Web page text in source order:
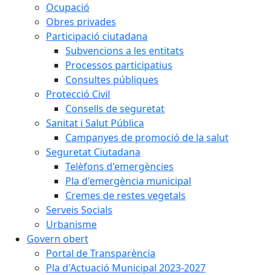
Ocupació
Obres privades
Participació ciutadana
Subvencions a les entitats
Processos participatius
Consultes públiques
Protecció Civil
Consells de seguretat
Sanitat i Salut Pública
Campanyes de promoció de la salut
Seguretat Ciutadana
Telèfons d'emergències
Pla d'emergència municipal
Cremes de restes vegetals
Serveis Socials
Urbanisme
Govern obert
Portal de Transparència
Pla d'Actuació Municipal 2023-2027